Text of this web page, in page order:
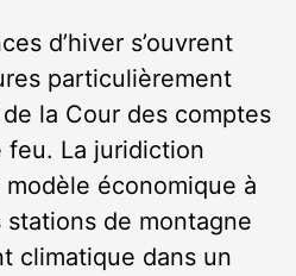
d’hiver s’ouvrent
particulièrement
la Cour des comptes
feu. La juridiction
économique à
de montagne
climatique dans un